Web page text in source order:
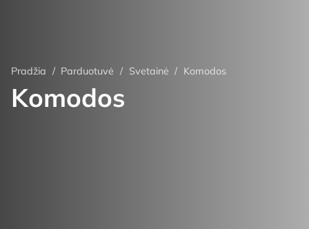
Pradžia / Parduotuvė / Svetainė / Komodos
Komodos